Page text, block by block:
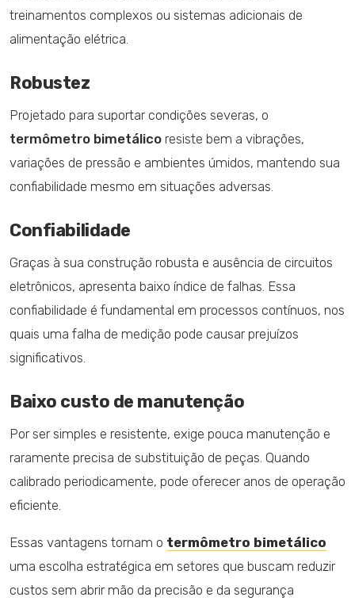
treinamentos complexos ou sistemas adicionais de
alimentação elétrica.
Robustez
Projetado para suportar condições severas, o
termômetro bimetálico resiste bem a vibrações,
variações de pressão e ambientes úmidos, mantendo sua
confiabilidade mesmo em situações adversas.
Confiabilidade
Graças à sua construção robusta e ausência de circuitos
eletrônicos, apresenta baixo índice de falhas. Essa
confiabilidade é fundamental em processos contínuos, nos
quais uma falha de medição pode causar prejuízos
significativos.
Baixo custo de manutenção
Por ser simples e resistente, exige pouca manutenção e
raramente precisa de substituição de peças. Quando
calibrado periodicamente, pode oferecer anos de operação
eficiente.
Essas vantagens tornam o termômetro bimetálico
uma escolha estratégica em setores que buscam reduzir
custos sem abrir mão da precisão e da segurança